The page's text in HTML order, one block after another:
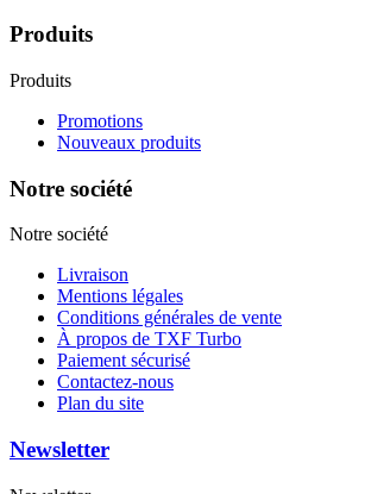
Produits
Produits
Promotions
Nouveaux produits
Notre société
Notre société
Livraison
Mentions légales
Conditions générales de vente
À propos de TXF Turbo
Paiement sécurisé
Contactez-nous
Plan du site
Newsletter